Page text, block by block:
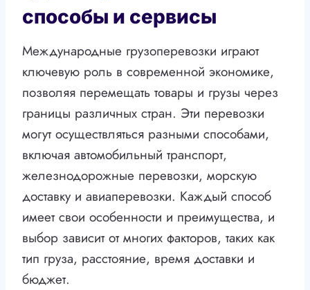
способы и сервисы
Международные грузоперевозки играют
ключевую роль в современной экономике,
позволяя перемещать товары и грузы через
границы различных стран. Эти перевозки
могут осуществляться разными способами,
включая автомобильный транспорт,
железнодорожные перевозки, морскую
доставку и авиаперевозки. Каждый способ
имеет свои особенности и преимущества, и
выбор зависит от многих факторов, таких как
тип груза, расстояние, время доставки и
бюджет.